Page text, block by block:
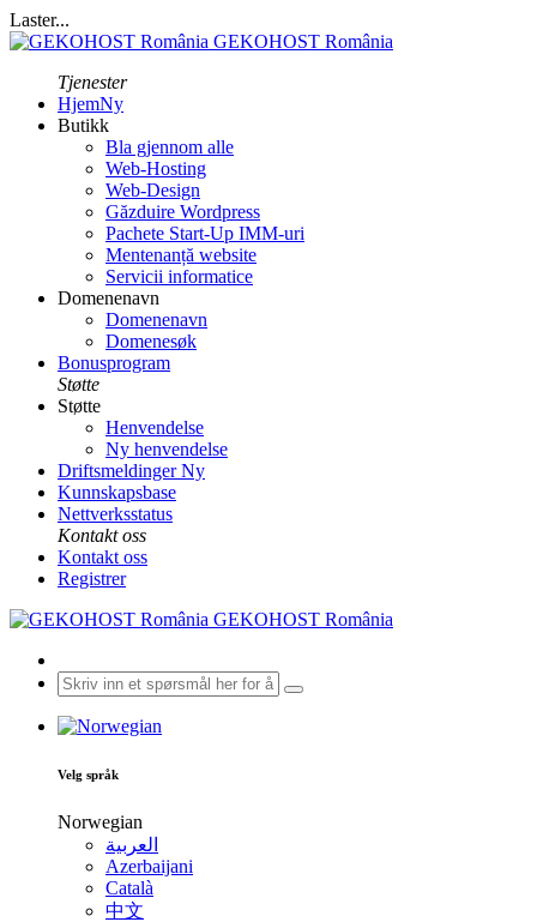
Laster...
GEKOHOST România
Tjenester
HjemNy
Butikk
Bla gjennom alle
Web-Hosting
Web-Design
Găzduire Wordpress
Pachete Start-Up IMM-uri
Mentenanță website
Servicii informatice
Domenenavn
Domenenavn
Domenesøk
Bonusprogram
Støtte
Støtte
Henvendelse
Ny henvendelse
Driftsmeldinger Ny
Kunnskapsbase
Nettverksstatus
Kontakt oss
Kontakt oss
Registrer
GEKOHOST România
Velg språk
Norwegian
العربية
Azerbaijani
Català
中文